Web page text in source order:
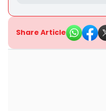
Share Article